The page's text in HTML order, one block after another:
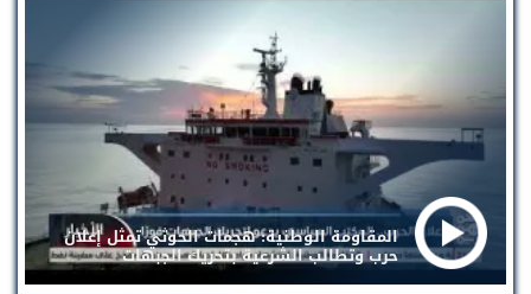
المقاومة الوطنية: هجمات الحوثي تمثل إعلان
حرب وتطالب الشرعية بتحريك الجبهات